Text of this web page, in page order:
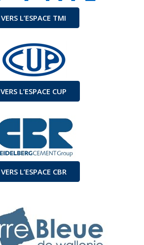
VERS L’ESPACE TMI
VERS L’ESPACE CUP
VERS L’ESPACE CBR